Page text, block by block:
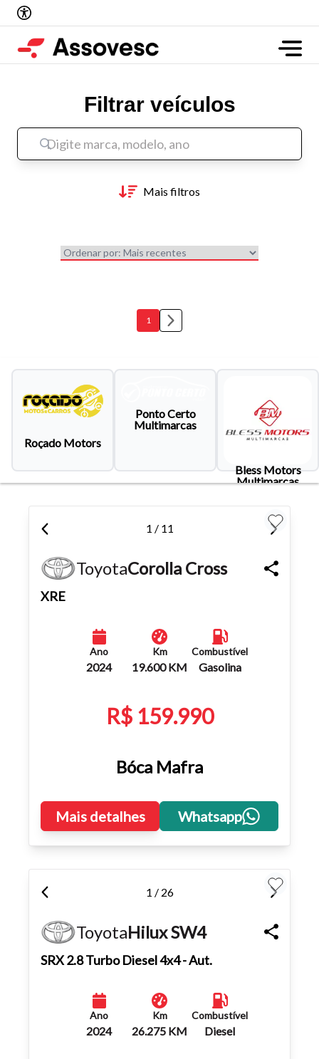
Filtrar veículos
Mais filtros
1
Roçado Motors
Ponto Certo
Multimarcas
Bless Motors
Multimarcas
1 / 11
ToyotaCorolla Cross
XRE
Ano
2024
Km
19.600 KM
Combustível
Gasolina
R$ 159.990
Bóca Mafra
Mais detalhes Whatsapp
1 / 26
ToyotaHilux SW4
SRX 2.8 Turbo Diesel 4x4 - Aut.
Ano
2024
Km
26.275 KM
Combustível
Diesel